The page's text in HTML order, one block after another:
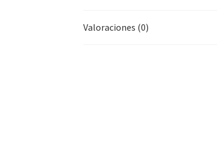
Valoraciones (0)